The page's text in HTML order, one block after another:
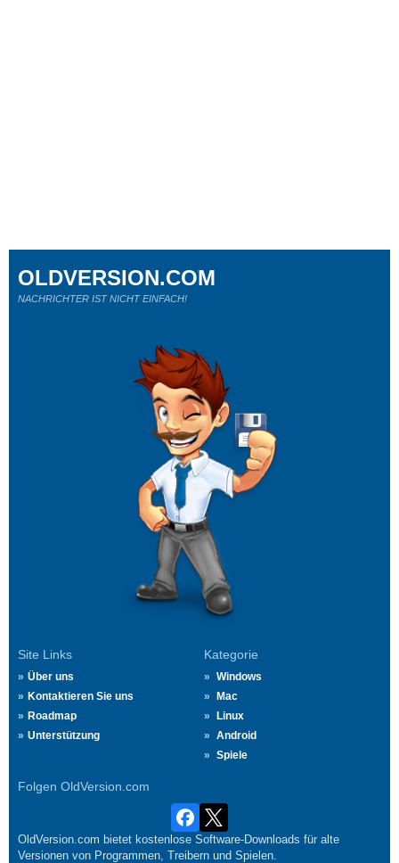
Site Links
Über uns
Kontaktieren Sie uns
Roadmap
Unterstützung
Kategorie
Windows
Mac
Linux
Android
Spiele
Folgen OldVersion.com
OLDVERSION.COM
NACHRICHTER IST NICHT EINFACH!
OldVersion.com bietet kostenlose Software-Downloads für alte
Versionen von Programmen, Treibern und Spielen.